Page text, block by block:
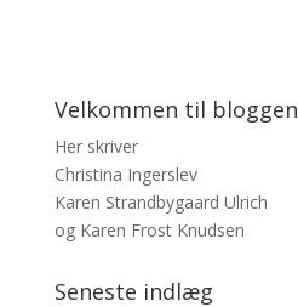
Velkommen til bloggen
Her skriver
Christina Ingerslev
Karen Strandbygaard Ulrich
og Karen Frost Knudsen
Seneste indlæg